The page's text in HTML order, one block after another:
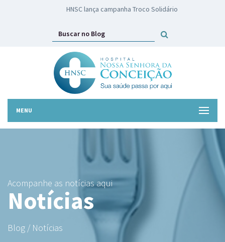
HNSC lança campanha Troco Solidário
MENU
Acompanhe as notícias aqui
Notícias
Blog / Notícias